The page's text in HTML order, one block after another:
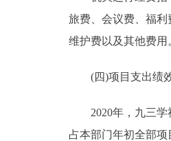
旅费、会议费、福
维护费以及其他费用
(四)项目支出绩效
2020年，九三学社
占本部门年初全部